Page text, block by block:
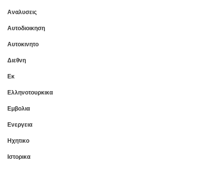
Αναλυσεις
Αυτοδιοικηση
Αυτοκινητο
Διεθνη
Εκ
Ελληνοτουρκικα
Εμβολια
Ενεργεια
Ηχητικο
Ιστορικα